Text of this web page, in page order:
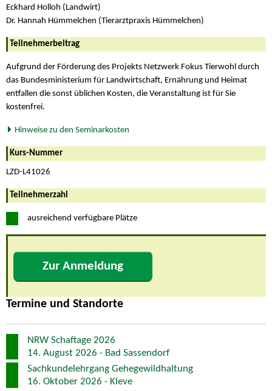
Eckhard Holloh (Landwirt)
Dr. Hannah Hümmelchen (Tierarztpraxis Hümmelchen)
Teilnehmerbeitrag
Aufgrund der Förderung des Projekts Netzwerk Fokus Tierwohl durch
das Bundesministerium für Landwirtschaft, Ernährung und Heimat
entfallen die sonst üblichen Kosten, die Veranstaltung ist für Sie
kostenfrei.
Hinweise zu den Seminarkosten
Kurs-Nummer
LZD-L41026
Teilnehmerzahl
ausreichend verfügbare Plätze
Zur Anmeldung
Termine und Standorte
NRW Schaftage 2026
14. August 2026 - Bad Sassendorf
Sachkundelehrgang Gehegewildhaltung
16. Oktober 2026 - Kleve